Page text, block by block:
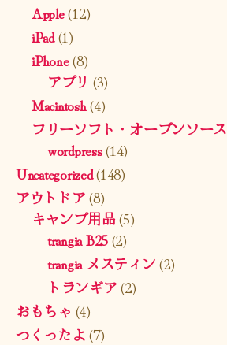
Apple(12)
iPad(1)
iPhone(8)
アプリ (3)
Macintosh(4)
フリーソフト・オープンソース
wordpress(14)
Uncategorized(148)
アウトドア(8)
キャンプ用品(5)
trangia B25(2)
trangia メスティン(2)
トランギア(2)
おもちゃ (4)
つくったよ(7)